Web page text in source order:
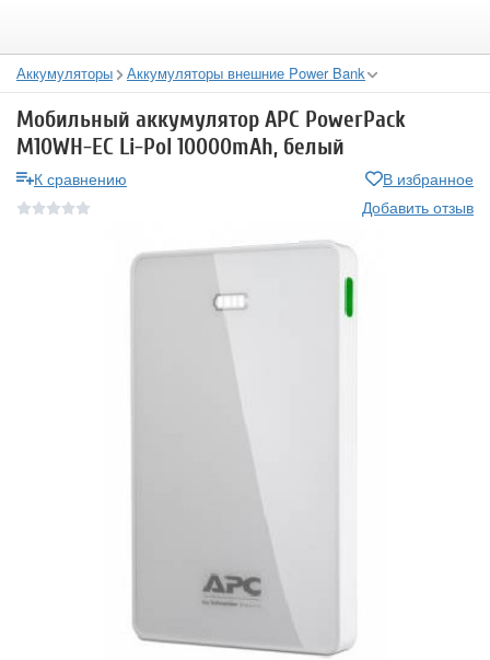
Аккумуляторы Аккумуляторы внешние Power Bank
Мобильный аккумулятор APC PowerPack
M10WH-EC Li-Pol 10000mAh, белый
К сравнению
В избранное
Добавить отзыв